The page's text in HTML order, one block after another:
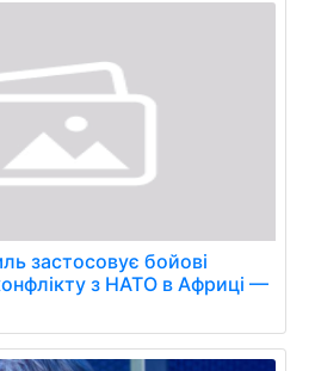
застосовує бойові
з НАТО в Африці —